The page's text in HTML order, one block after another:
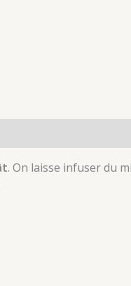
. On laisse infuser du